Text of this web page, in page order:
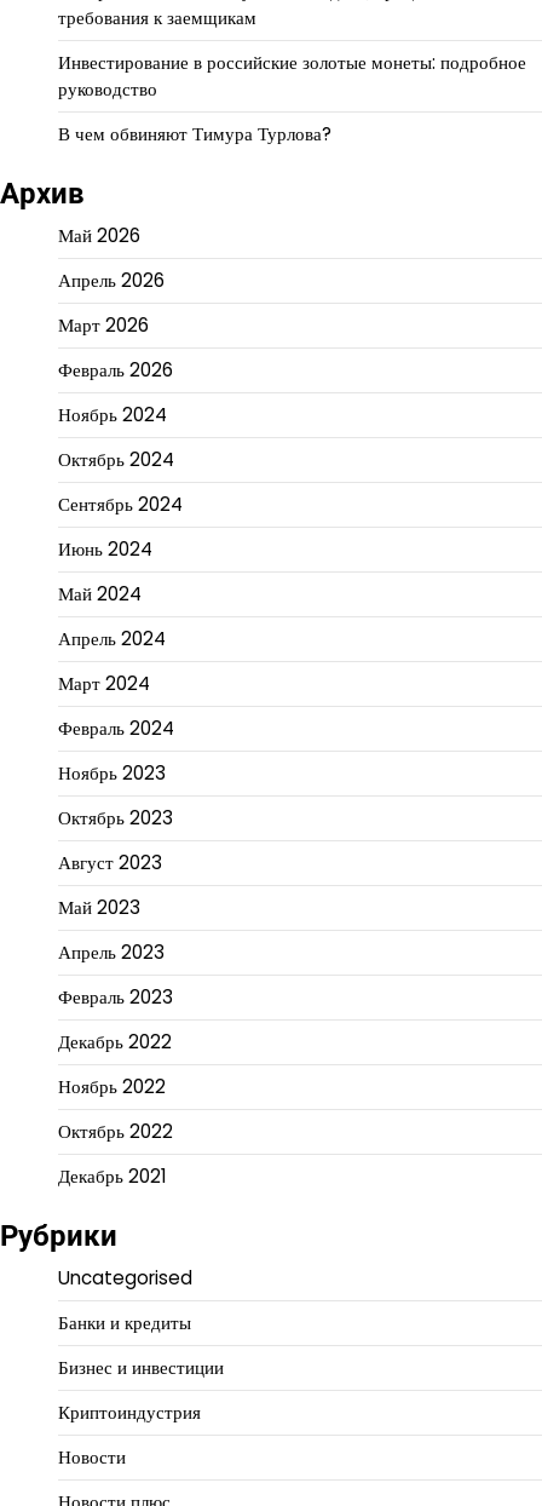
требования к заемщикам
Инвестирование в российские золотые монеты: подробное
руководство
В чем обвиняют Тимура Турлова?
Архив
Май 2026
Апрель 2026
Март 2026
Февраль 2026
Ноябрь 2024
Октябрь 2024
Сентябрь 2024
Июнь 2024
Май 2024
Апрель 2024
Март 2024
Февраль 2024
Ноябрь 2023
Октябрь 2023
Август 2023
Май 2023
Апрель 2023
Февраль 2023
Декабрь 2022
Ноябрь 2022
Октябрь 2022
Декабрь 2021
Рубрики
Uncategorised
Банки и кредиты
Бизнес и инвестиции
Криптоиндустрия
Новости